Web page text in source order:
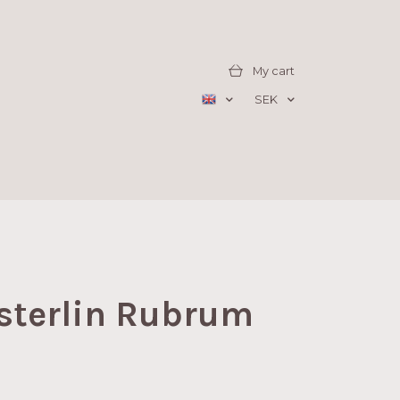
My cart
SEK
Rubrum